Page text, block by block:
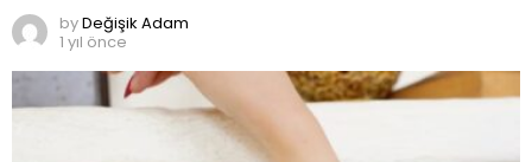
byDeğişik Adam
1 yıl önce